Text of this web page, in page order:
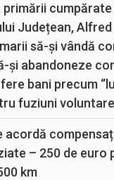
primării
Județean, Alfred
să-și vândă
și abandoneze
bani precum
fuziuni
acordă
– 250 de euro
km